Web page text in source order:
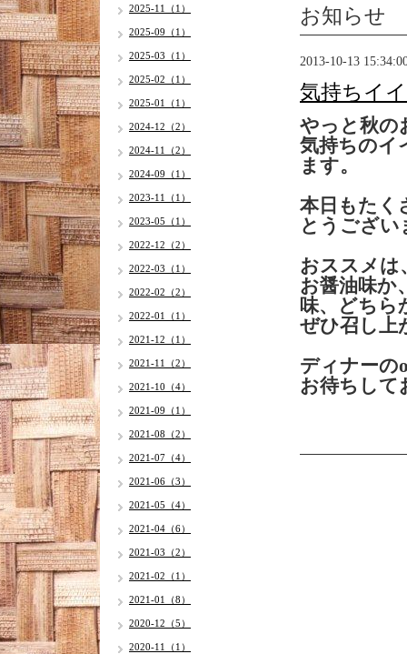
お知らせ
2013-10-13
気持ちイ
やっと秋の
気持ちのイ
ます。
本日もたく
とうござい
おススメは
お醤油味か
味、どちら
ぜひ召し上
ディナー
お待ちして
2025-11（1）
2025-09（1）
2025-03（1）
2025-02（1）
2025-01（1）
2024-12（2）
2024-11（2）
2024-09（1）
2023-11（1）
2023-05（1）
2022-12（2）
2022-03（1）
2022-02（2）
2022-01（1）
2021-12（1）
2021-11（2）
2021-10（4）
2021-09（1）
2021-08（2）
2021-07（4）
2021-06（3）
2021-05（4）
2021-04（6）
2021-03（2）
2021-02（1）
2021-01（8）
2020-12（5）
2020-11（1）